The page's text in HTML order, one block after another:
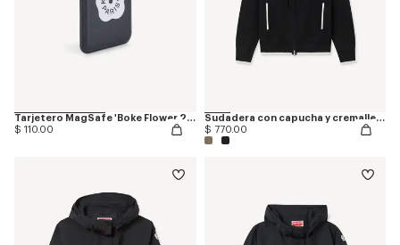
Tarjetero MagSafe 'Boke Flower 2.0'
$ 110.00
Sudadera con capucha y cremallera de lana y algodón bordada 'Boke Flower 2.0'
$ 770.00